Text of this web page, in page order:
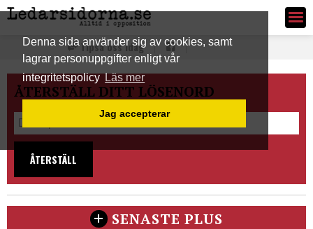
Denna sida använder sig av cookies, samt
lagrar personuppgifter enligt vår
integritetspolicyLäs mer
Jag accepterar
Ledarsidorna.se
Tipsa oss idag
ÅTERSTÄLL DITT LÖSENORD
ÅTERSTÄLL
SENASTE PLUS